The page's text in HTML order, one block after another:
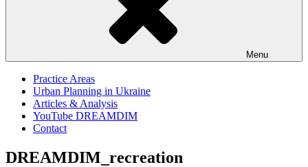
Menu
Practice Areas
Urban Planning in Ukraine
Articles & Analysis
YouTube DREAMDIM
Contact
DREAMDIM_recreation